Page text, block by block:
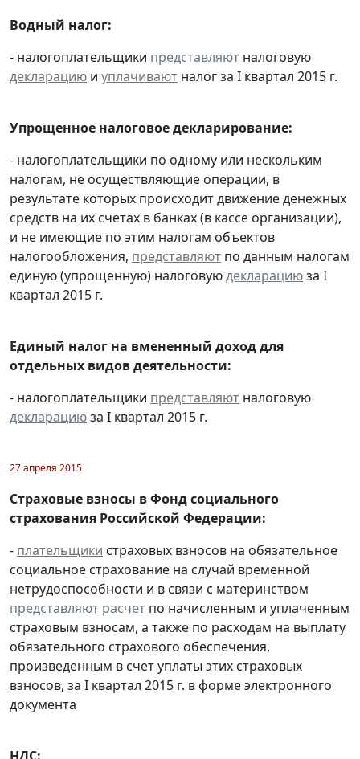
Водный налог:
- налогоплательщики представляют налоговую
декларацию и уплачивают налог за I квартал 2015 г.
Упрощенное налоговое декларирование:
- налогоплательщики по одному или нескольким
налогам, не осуществляющие операции, в
результате которых происходит движение денежных
средств на их счетах в банках (в кассе организации),
и не имеющие по этим налогам объектов
налогообложения, представляют по данным налогам
единую (упрощенную) налоговуюдекларациюза I
квартал 2015 г.
Единый налог на вмененный доход для
отдельных видов деятельности:
- налогоплательщики представляют налоговую
декларациюза I квартал 2015 г.
27 апреля 2015
Страховые взносы в Фонд социального
страхования Российской Федерации:
- плательщики страховых взносов на обязательное
социальное страхование на случай временной
нетрудоспособности и в связи с материнством
представляют расчет по начисленным и уплаченным
страховым взносам, а также по расходам на выплату
обязательного страхового обеспечения,
произведенным в счет уплаты этих страховых
взносов, за I квартал 2015 г. в форме электронного
документа